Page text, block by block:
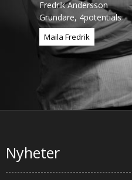
Fredrik Andersson
Grundare, 4potentials
Maila Fredrik
Nyheter